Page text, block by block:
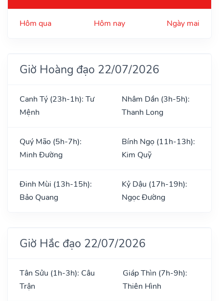
Hôm qua Hôm nay Ngày mai
Giờ Hoàng đạo 22/07/2026
Canh Tý (23h-1h): Tư
Mệnh
Nhâm Dần (3h-5h):
Thanh Long
Quý Mão (5h-7h):
Minh Đường
Bính Ngọ (11h-13h):
Kim Quỹ
Đinh Mùi (13h-15h):
Bảo Quang
Kỷ Dậu (17h-19h):
Ngọc Đường
Giờ Hắc đạo 22/07/2026
Tân Sửu (1h-3h): Câu
Trận
Giáp Thìn (7h-9h):
Thiên Hình